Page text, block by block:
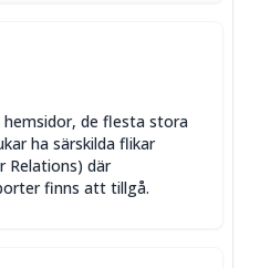
de flesta stora
ha särskilda flikar
Relations) där
finns att tillgå.